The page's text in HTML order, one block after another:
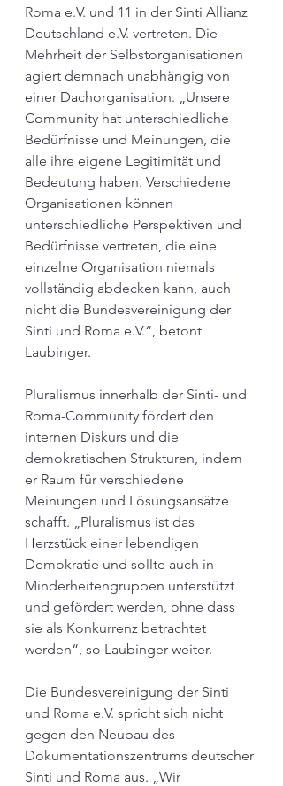
Roma e.V. und 11 in der Sinti Allianz
Deutschland e.V. vertreten. Die
Mehrheit der Selbstorganisationen
agiert demnach unabhängig von
einer Dachorganisation. „Unsere
Community hat unterschiedliche
Bedürfnisse und Meinungen, die
alle ihre eigene Legitimität und
Bedeutung haben. Verschiedene
Organisationen können
unterschiedliche Perspektiven und
Bedürfnisse vertreten, die eine
einzelne Organisation niemals
vollständig abdecken kann, auch
nicht die Bundesvereinigung der
Sinti und Roma e.V.“, betont
Laubinger.
Pluralismus innerhalb der Sinti- und
Roma-Community fördert den
internen Diskurs und die
demokratischen Strukturen, indem
er Raum für verschiedene
Meinungen und Lösungsansätze
schafft. „Pluralismus ist das
Herzstück einer lebendigen
Demokratie und sollte auch in
Minderheitengruppen unterstützt
und gefördert werden, ohne dass
sie als Konkurrenz betrachtet
werden“, so Laubinger weiter.
Die Bundesvereinigung der Sinti
und Roma e.V. spricht sich nicht
gegen den Neubau des
Dokumentationszentrums deutscher
Sinti und Roma aus. „Wir